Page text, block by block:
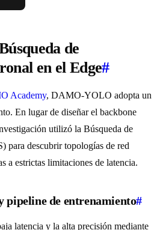
de
en el Edge#
Academy, DAMO-YOLO adopta un
En lugar de diseñar el backbone
utilizó la Búsqueda de
para descubrir topologías de red
a estrictas limitaciones de latencia.
pipeline de entrenamiento#
latencia y la alta precisión mediante